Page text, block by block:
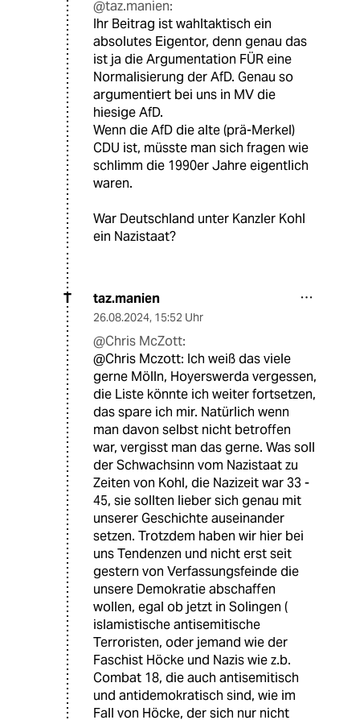
@taz.manien:
Ihr Beitrag ist wahltaktisch ein
absolutes Eigentor, denn genau das
ist ja die Argumentation FÜR eine
Normalisierung der AfD. Genau so
argumentiert bei uns in MV die
hiesige AfD.
Wenn die AfD die alte (prä-Merkel)
CDU ist, müsste man sich fragen wie
schlimm die 1990er Jahre eigentlich
waren.
War Deutschland unter Kanzler Kohl
ein Nazistaat?
T taz.manien
26.08.2024, 15:52 Uhr
@Chris McZott:
@Chris Mczott: Ich weiß das viele
gerne Mölln, Hoyerswerda vergessen,
die Liste könnte ich weiter fortsetzen,
das spare ich mir. Natürlich wenn
man davon selbst nicht betroffen
war, vergisst man das gerne. Was soll
der Schwachsinn vom Nazistaat zu
Zeiten von Kohl, die Nazizeit war 33 -
45, sie sollten lieber sich genau mit
unserer Geschichte auseinander
setzen. Trotzdem haben wir hier bei
uns Tendenzen und nicht erst seit
gestern von Verfassungsfeinde die
unsere Demokratie abschaffen
wollen, egal ob jetzt in Solingen (
islamistische antisemitische
Terroristen, oder jemand wie der
Faschist Höcke und Nazis wie z.b.
Combat 18, die auch antisemitisch
und antidemokratisch sind, wie im
Fall von Höcke, der sich nur nicht